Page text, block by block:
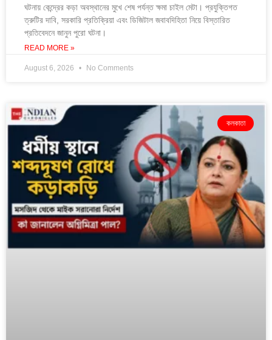
ঘটনায় কেন্দ্রের কড়া অবস্থানের মুখে শেষ পর্যন্ত ক্ষমা চাইল মেটা। প্রযুক্তিগত
ত্রুটির দাবি, সরকারি প্রতিক্রিয়া এবং ডিজিটাল জবাবদিহিতা নিয়ে বিস্তারিত
প্রতিবেদনে জানুন পুরো ঘটনা।
READ MORE »
August 6, 2026 No Comments
কলকাতা